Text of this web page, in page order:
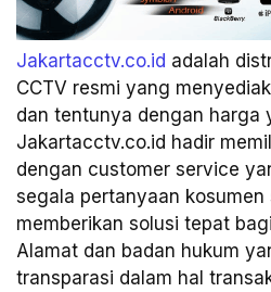
Jakartacctv.co.id adalah
CCTV resmi yang
dan tentunya dengan harga
Jakartacctv.co.id hadir
dengan customer service
segala pertanyaan kosumen
memberikan solusi tepat
Alamat dan badan hukum
transparasi dalam hal